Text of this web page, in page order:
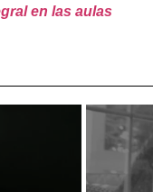
en las aulas